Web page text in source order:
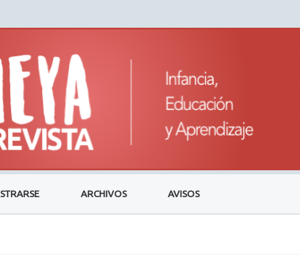
ARCHIVOS AVISOS